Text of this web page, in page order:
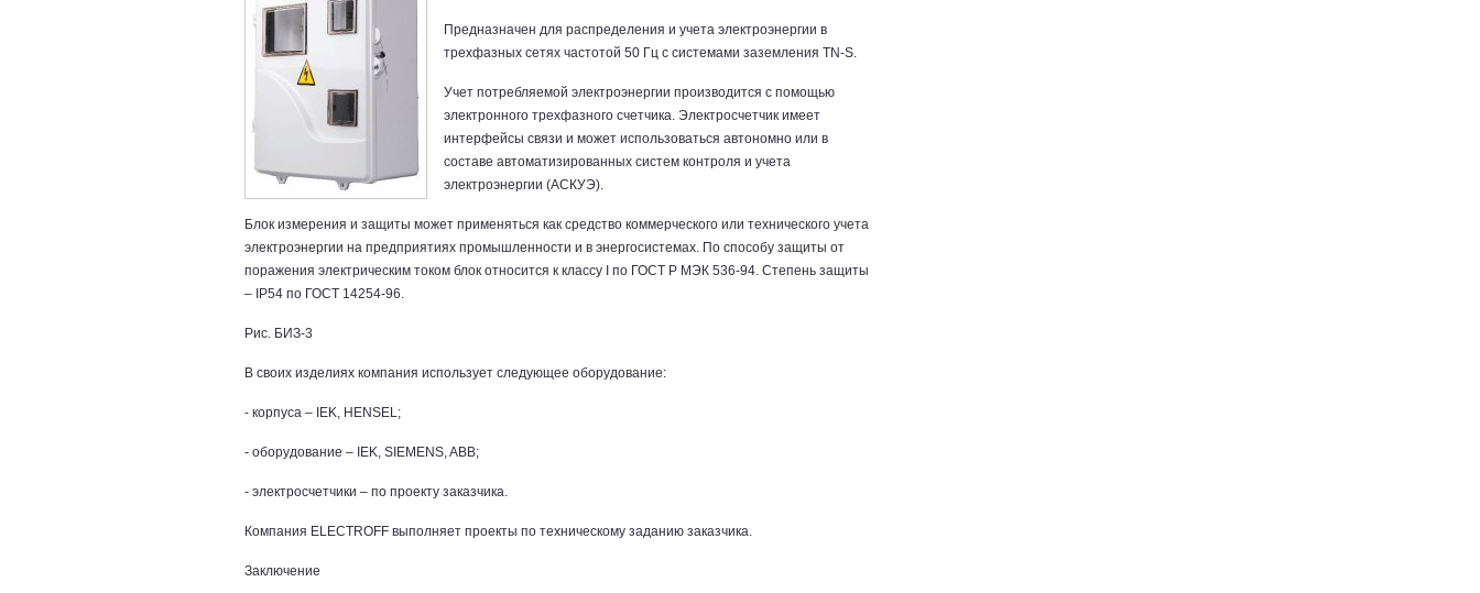
Предназначен для распределения и учета электроэнергии в
трехфазных сетях частотой 50 Гц с системами заземления TN-S.
Учет потребляемой электроэнергии производится с помощью
электронного трехфазного счетчика. Электросчетчик имеет
интерфейсы связи и может использоваться автономно или в
составе автоматизированных систем контроля и учета
электроэнергии (АСКУЭ).
Блок измерения и защиты может применяться как средство коммерческого или технического учета
электроэнергии на предприятиях промышленности и в энергосистемах. По способу защиты от
поражения электрическим током блок относится к классу I по ГОСТ Р МЭК 536-94. Степень защиты
– IP54 по ГОСТ 14254-96.
Рис. БИЗ-3
В своих изделиях компания использует следующее оборудование:
- корпуса – IEK, HENSEL;
- оборудование – IEK, SIEMENS, ABB;
- электросчетчики – по проекту заказчика.
Компания ELECTROFF выполняет проекты по техническому заданию заказчика.
Заключение